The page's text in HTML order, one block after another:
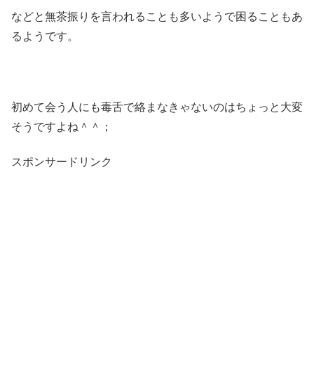
などと無茶振りを言われることも多いようで困ることもあ
るようです。
初めて会う人にも毒舌で絡まなきゃないのはちょっと大変
そうですよね＾＾；
スポンサードリンク